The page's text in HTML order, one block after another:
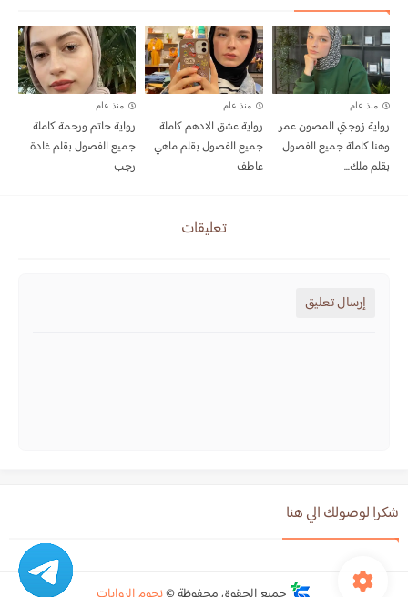
منذ عام
رواية زوجتي المصون عمر
وهنا كاملة جميع الفصول
بقلم ملك...
منذ عام
رواية عشق الادهم كاملة
جميع الفصول بقلم ماهي
عاطف
منذ عام
رواية حاتم ورحمة كاملة
جميع الفصول بقلم غادة
رجب
تعليقات
إرسال تعليق
شكرا لوصولك الي هنا